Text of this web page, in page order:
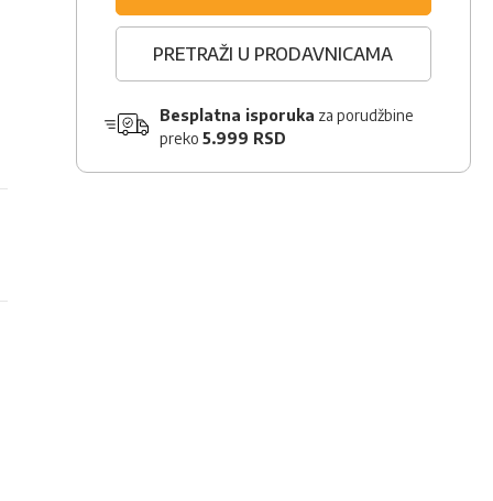
PRETRAŽI U PRODAVNICAMA
Besplatna isporuka za porudžbine
preko 5.999 RSD